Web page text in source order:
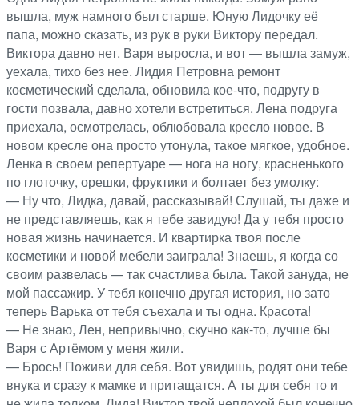
вышла, муж намного был старше. Юную Лидочку её
папа, можно сказать, из рук в руки Виктору передал.
Виктора давно нет. Варя выросла, и вот — вышла замуж,
уехала, тихо без нее. Лидия Петровна ремонт
косметический сделала, обновила кое-что, подругу в
гости позвала, давно хотели встретиться. Лена подруга
приехала, осмотрелась, облюбовала кресло новое. В
новом кресле она просто утонула, такое мягкое, удобное.
Ленка в своем репертуаре — нога на ногу, красненького
по глоточку, орешки, фруктики и болтает без умолку:
— Ну что, Лидка, давай, рассказывай! Слушай, ты даже и
не представляешь, как я тебе завидую! Да у тебя просто
новая жизнь начинается. И квартирка твоя после
косметики и новой мебели заиграла! Знаешь, я когда со
своим развелась — так счастлива была. Такой зануда, не
мой пассажир. У тебя конечно другая история, но зато
теперь Варька от тебя съехала и ты одна. Красота!
— Не знаю, Лен, непривычно, скучно как-то, лучше бы
Варя с Артёмом у меня жили.
— Брось! Поживи для себя. Вот увидишь, родят они тебе
внука и сразу к мамке и притащатся. А ты для себя то и